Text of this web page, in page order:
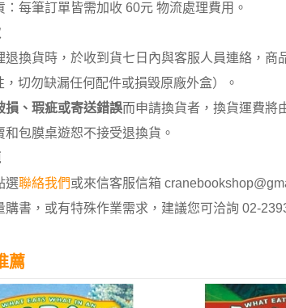
：每筆訂單皆需加收 60元 物流處理費用。
退換貨時，於收到貨七日內與客服人員連絡，
，切勿缺漏任何配件或損毀原廠外盒）。
損、瑕疵或寄送錯誤而申請換貨者，換貨運費將
和包膜桌遊恕不接受退換貨。
選聯絡我們或來信客服信箱
購書，或有特殊作業需求，建議您可洽詢 02-
薦